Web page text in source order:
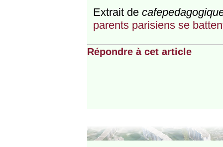
Extrait de
parents parisiens se
Répondre à cet article